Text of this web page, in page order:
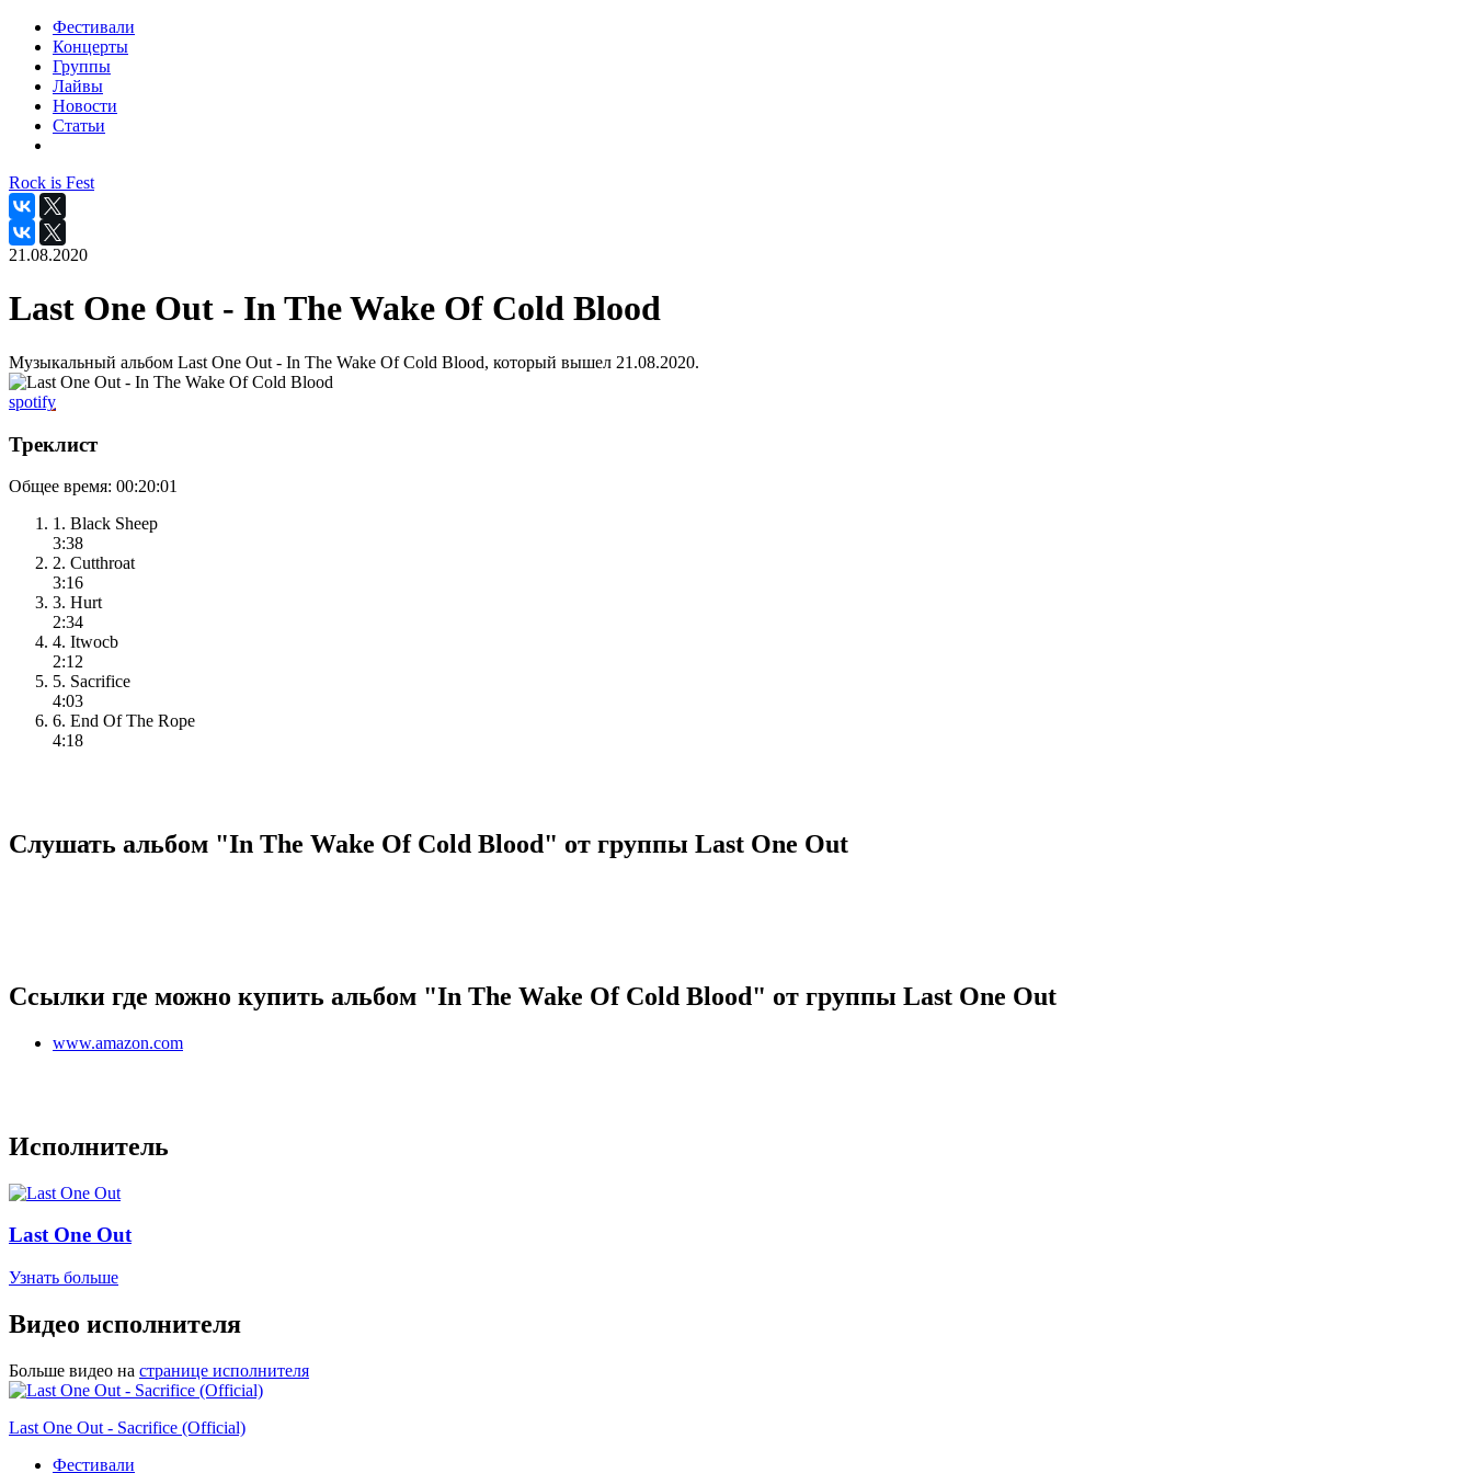
Фестивали
Концерты
Группы
Лайвы
Новости
Статьи
Rock is Fest
21.08.2020
Last One Out - In The Wake Of Cold Blood
Музыкальный альбом Last One Out - In The Wake Of Cold Blood, который вышел 21.08.2020.
spotify
Треклист
Общее время: 00:20:01
1. Black Sheep
3:38
2. Cutthroat
3:16
3. Hurt
2:34
4. Itwocb
2:12
5. Sacrifice
4:03
6. End Of The Rope
4:18
Слушать альбом "In The Wake Of Cold Blood" от группы Last One Out
Ссылки где можно купить альбом "In The Wake Of Cold Blood" от группы Last One Out
www.amazon.com
Исполнитель
Last One Out
Узнать больше
Видео исполнителя
Больше видео на странице исполнителя
Last One Out - Sacrifice (Official)
Фестивали